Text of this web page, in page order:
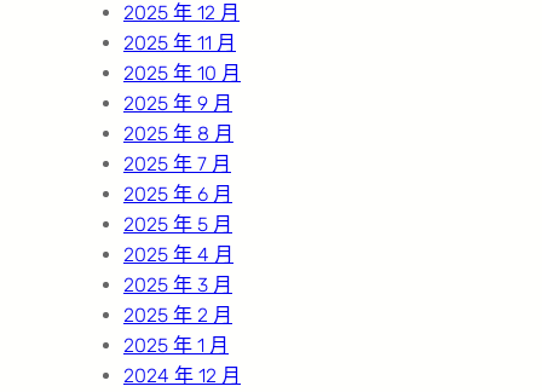
2025 年 12 月
2025 年 11 月
2025 年 10 月
2025 年 9 月
2025 年 8 月
2025 年 7 月
2025 年 6 月
2025 年 5 月
2025 年 4 月
2025 年 3 月
2025 年 2 月
2025 年 1 月
2024 年 12 月